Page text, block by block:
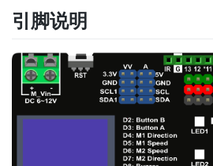
引脚说明